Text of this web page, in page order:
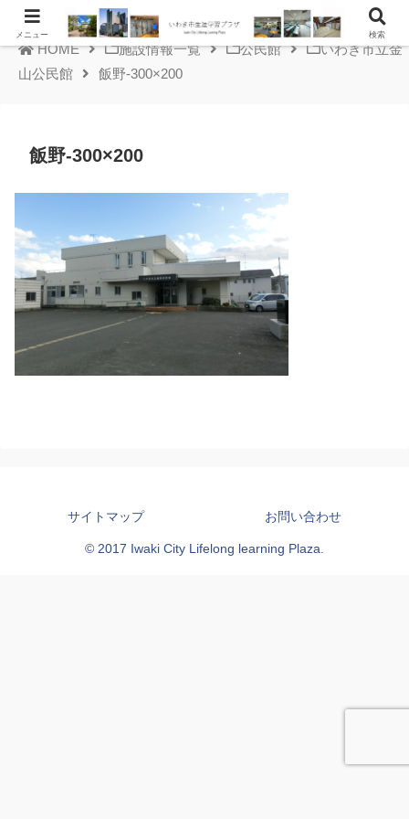
HOME 施設情報一覧 公民館
いわき市立金
山公民館
飯野-300×200
飯野-300×200
サイトマップ お問い合わせ
© 2017 Iwaki City Lifelong learning Plaza.
メニュー 検索